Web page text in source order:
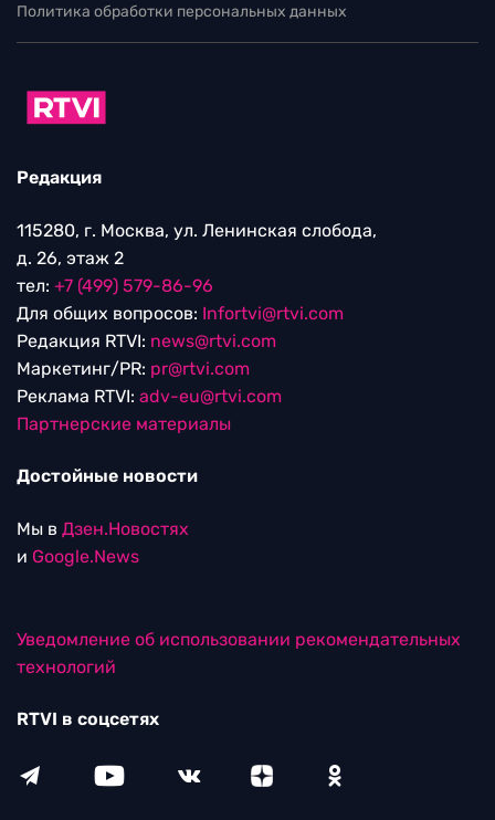
Политика обработки персональных данных
Редакция
115280, г. Москва, ул. Ленинская слобода,
д. 26, этаж 2
тел: +7 (499) 579-86-96
Для общих вопросов: Infortvi@rtvi.com
Редакция RTVI: news@rtvi.com
Маркетинг/PR: pr@rtvi.com
Реклама RTVI: adv-eu@rtvi.com
Партнерские материалы
Достойные новости
Мы в Дзен.Новостях
и Google.News
Уведомление об использовании рекомендательных
технологий
RTVI в соцсетях